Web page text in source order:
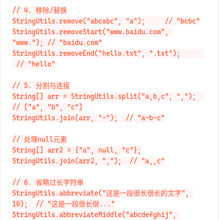
// 4. 移除/替换
StringUtils.remove("abcabc", "a");     // "bcbc"
StringUtils.removeStart("www.baidu.com",
"www."); // "baidu.com"
StringUtils.removeEnd("hello.txt", ".txt");
// 5. 分割与连接
String[] arr = StringUtils.split("a,b,c", ",");
// ["a", "b", "c"]
// 处理null元素
String[] arr2 = {"a", null, "c"};
// 6. 省略过长字符串
StringUtils.abbreviate("这是一段很长很长的文字",
10);  // "这是一段很长很..."